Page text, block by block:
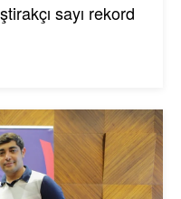
sayı rekord